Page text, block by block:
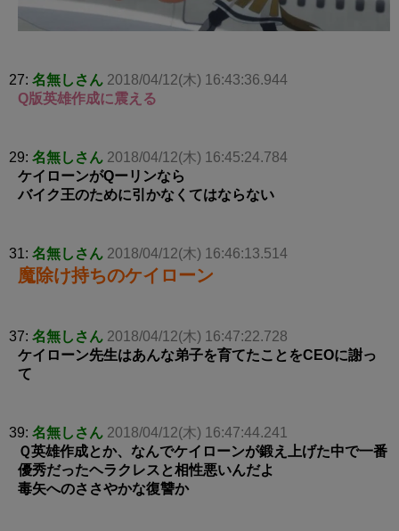
27: 名無しさん 2018/04/12(木) 16:43:36.944
Q版英雄作成に震える
29: 名無しさん 2018/04/12(木) 16:45:24.784
ケイローンがQーリンなら
バイク王のために引かなくてはならない
31: 名無しさん 2018/04/12(木) 16:46:13.514
魔除け持ちのケイローン
37: 名無しさん 2018/04/12(木) 16:47:22.728
ケイローン先生はあんな弟子を育てたことをCEOに謝っ
て
39: 名無しさん 2018/04/12(木) 16:47:44.241
Ｑ英雄作成とか、なんでケイローンが鍛え上げた中で一番
優秀だったヘラクレスと相性悪いんだよ
毒矢へのささやかな復讐か